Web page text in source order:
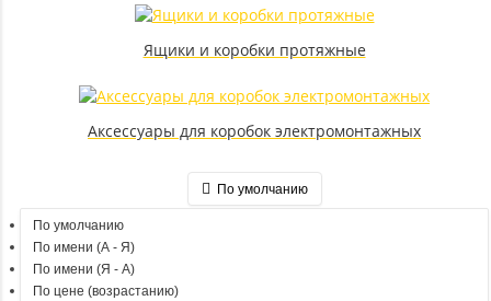
Ящики и коробки протяжные
Аксессуары для коробок электромонтажных
По умолчанию
По умолчанию
По имени (A - Я)
По имени (Я - A)
По цене (возрастанию)